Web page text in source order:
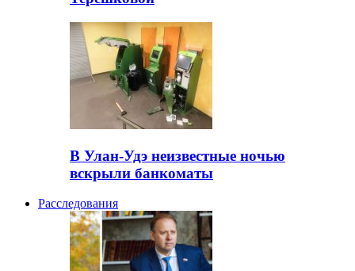
В Улан-Удэ неизвестные ночью
вскрыли банкоматы
Расследования